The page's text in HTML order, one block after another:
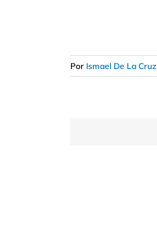
Por Ismael De La Cruz